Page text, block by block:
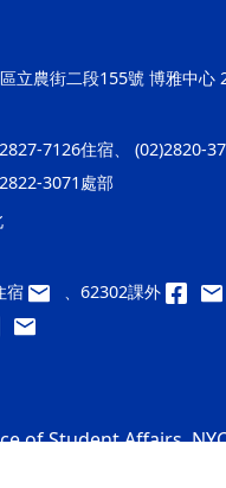
立農街二段155號 博雅中心
7126住宿、 (02)2820-
3071處部
宿 、62302課外
of Student Affairs,